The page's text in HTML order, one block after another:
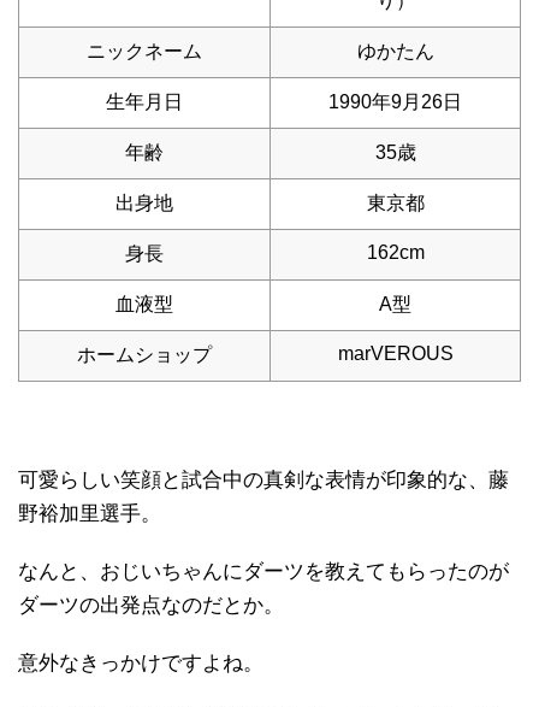
ニックネーム ゆかたん
生年月日 1990年9月26日
年齢 35歳
出身地 東京都
身長 162cm
血液型 A型
ホームショップ marVEROUS
可愛らしい笑顔と試合中の真剣な表情が印象的な、藤
野裕加里選手。
なんと、おじいちゃんにダーツを教えてもらったのが
ダーツの出発点なのだとか。
意外なきっかけですよね。